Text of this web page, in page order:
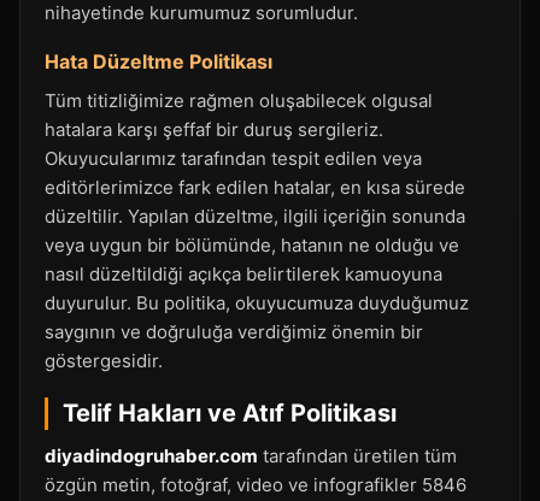
nihayetinde kurumumuz sorumludur.
Hata Düzeltme Politikası
Tüm titizliğimize rağmen oluşabilecek olgusal
hatalara karşı şeffaf bir duruş sergileriz.
Okuyucularımız tarafından tespit edilen veya
editörlerimizce fark edilen hatalar, en kısa sürede
düzeltilir. Yapılan düzeltme, ilgili içeriğin sonunda
veya uygun bir bölümünde, hatanın ne olduğu ve
nasıl düzeltildiği açıkça belirtilerek kamuoyuna
duyurulur. Bu politika, okuyucumuza duyduğumuz
saygının ve doğruluğa verdiğimiz önemin bir
göstergesidir.
Telif Hakları ve Atıf Politikası
diyadindogruhaber.com tarafından üretilen tüm
özgün metin, fotoğraf, video ve infografikler 5846